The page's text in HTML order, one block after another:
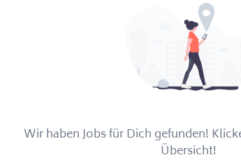
Wir haben Jobs für Dich gefunden!
Übersicht!